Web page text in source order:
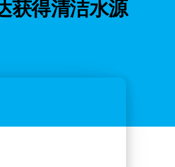
获得清洁水源